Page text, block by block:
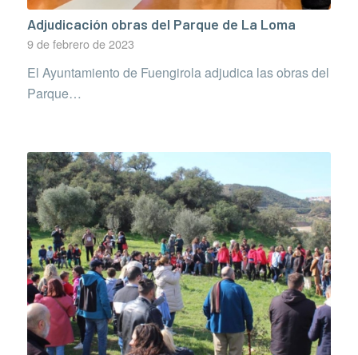
Adjudicación obras del Parque de La Loma
9 de febrero de 2023
El Ayuntamiento de Fuengirola adjudica las obras del
Parque…